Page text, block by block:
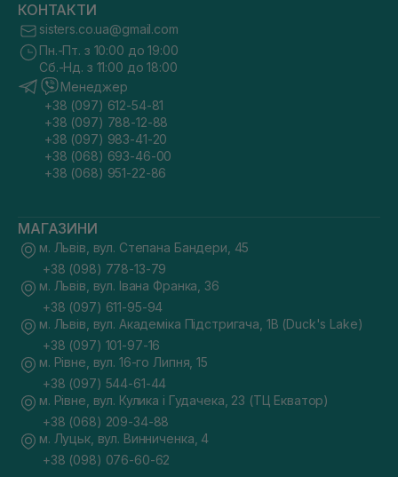
КОНТАКТИ
sisters.co.ua@gmail.com
Пн.-Пт. з 10:00 до 19:00
Сб.-Нд. з 11:00 до 18:00
Менеджер
+38 (097) 612-54-81
+38 (097) 788-12-88
+38 (097) 983-41-20
+38 (068) 693-46-00
+38 (068) 951-22-86
МАГАЗИНИ
м. Львів, вул. Степана Бандери, 45
+38 (098) 778-13-79
м. Львів, вул. Івана Франка, 36
+38 (097) 611-95-94
м. Львів, вул. Академіка Підстригача, 1В (Duck's Lake)
+38 (097) 101-97-16
м. Рівне, вул. 16-го Липня, 15
+38 (097) 544-61-44
м. Рівне, вул. Кулика і Гудачека, 23 (ТЦ Екватор)
+38 (068) 209-34-88
м. Луцьк, вул. Винниченка, 4
+38 (098) 076-60-62